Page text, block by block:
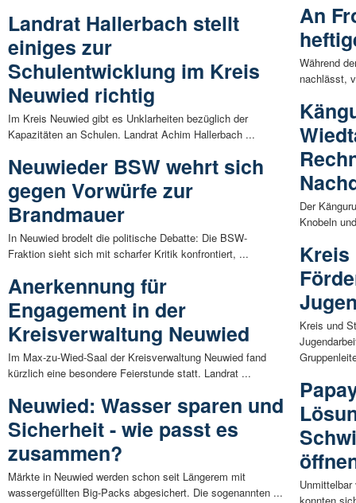
Landrat Hallerbach stellt
einiges zur
Schulentwicklung im Kreis
Neuwied richtig
Im Kreis Neuwied gibt es Unklarheiten bezüglich der
Kapazitäten an Schulen. Landrat Achim Hallerbach ...
Neuwieder BSW wehrt sich
gegen Vorwürfe zur
Brandmauer
In Neuwied brodelt die politische Debatte: Die BSW-
Fraktion sieht sich mit scharfer Kritik konfrontiert, ...
Anerkennung für
Engagement in der
Kreisverwaltung Neuwied
Im Max-zu-Wied-Saal der Kreisverwaltung Neuwied fand
kürzlich eine besondere Feierstunde statt. Landrat ...
Neuwied: Wasser sparen und
Sicherheit - wie passt es
zusammen?
Märkte in Neuwied werden schon seit Längerem mit
wassergefüllten Big-Packs abgesichert. Die sogenannten ...
An
Während
nachlässt,
Der
Knobeln
Kreis
Kreis und
Unmittelbar